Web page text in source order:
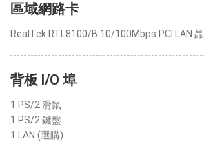
區域網路卡
RealTek RTL8100/B 10/100Mbps PCI LAN
背板 I/O 埠
1 PS/2 滑鼠
1 PS/2 鍵盤
1 LAN (選購)